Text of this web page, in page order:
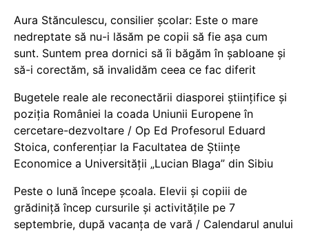
Aura Stănculescu, consilier școlar: Este o mare
nedreptate să nu-i lăsăm pe copii să fie așa cum
sunt. Suntem prea dornici să îi băgăm în șabloane și
să-i corectăm, să invalidăm ceea ce fac diferit
Bugetele reale ale reconectării diasporei științifice și
poziția României la coada Uniunii Europene în
cercetare-dezvoltare / Op Ed Profesorul Eduard
Stoica, conferențiar la Facultatea de Științe
Economice a Universității „Lucian Blaga” din Sibiu
Peste o lună începe școala. Elevii și copiii de
grădiniță încep cursurile și activitățile pe 7
septembrie, după vacanța de vară / Calendarul anului